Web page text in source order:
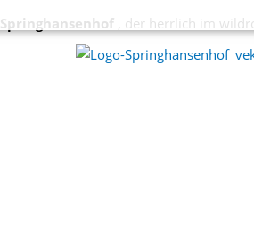
Springhansenhof , der herrlich im